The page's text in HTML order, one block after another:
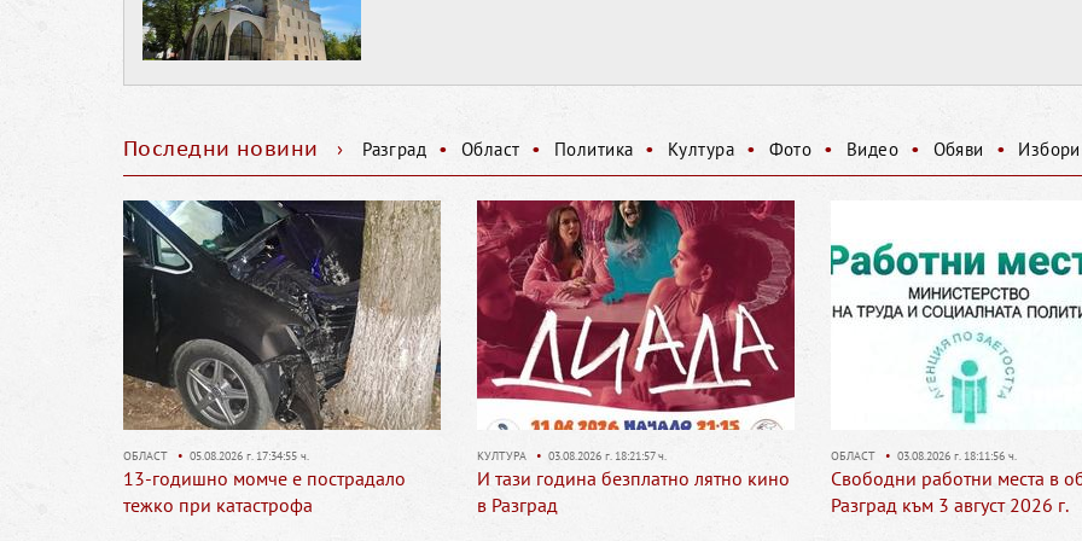
Последни новини › Разград • Област • Политика • Култура • Фото • Видео • Обяви • Избори
КУЛТУРА 03.08.2026 г. 18:21:57 ч.
И тази година безплатно лятно кино
в Разград
ОБЛАСТ 03.08.2026 г. 18:11:56 ч.
Свободни работни места в област
Разград към 3 август 2026 г.
РАЗГРАД • 31.07.2026 г. 17:03:42 ч.
Над 1000 души посетиха
реставрираната джамия